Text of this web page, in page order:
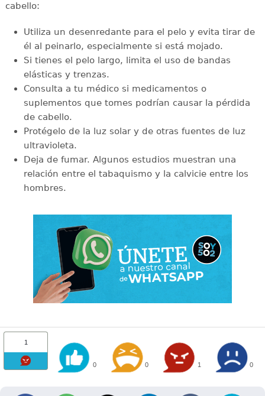
cabello:
Utiliza un desenredante para el pelo y evita tirar de
él al peinarlo, especialmente si está mojado.
Si tienes el pelo largo, limita el uso de bandas
elásticas y trenzas.
Consulta a tu médico si medicamentos o
suplementos que tomes podrían causar la pérdida
de cabello.
Protégelo de la luz solar y de otras fuentes de luz
ultravioleta.
Deja de fumar. Algunos estudios muestran una
relación entre el tabaquismo y la calvicie entre los
hombres.
1
0 0 1 0